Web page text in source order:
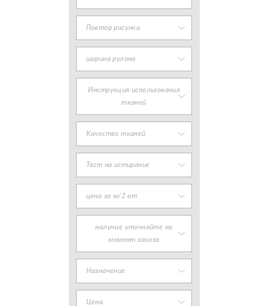
Повтор рисунка
ширина рулона
Инструкция использования
тканей
Качество тканей
Тест на истирание
цена за м/2 от
наличие уточняйте на
момент заказа
Назначение
Цена